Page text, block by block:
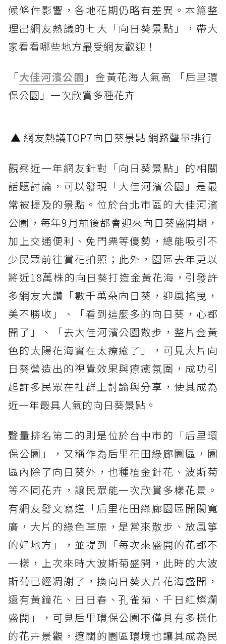
候條件影響，各地花期仍略有差異。本篇整
理出網友熱議的七大「向日葵景點」，帶大
家看看哪些地方最受網友歡迎！
「大佳河濱公園 」金黃花海人氣高 「后里環
保公園」一次欣賞多種花卉
▲ 網友熱議TOP7向日葵景點 網路聲量排行
觀察近一年網友針對「向日葵景點」的相關
話題討論，可以發現「大佳河濱公園」是最
常被提及的景點。位於台北市區的大佳河濱
公園，每年9月前後都會迎來向日葵盛開期，
加上交通便利、免門票等優勢，總能吸引不
少民眾前往賞花拍照；此外，園區去年更以
將近18萬株的向日葵打造金黃花海，引發許
多網友大讚「數千萬朵向日葵，迎風搖曳，
美不勝收」、「看到這麼多的向日葵，心都
開了」、「去大佳河濱公園散步，整片金黃
色的太陽花海實在太療癒了」，可見大片向
日葵營造出的視覺效果與療癒氛圍，成功引
起許多民眾在社群上討論與分享，使其成為
近一年最具人氣的向日葵景點。
聲量排名第二的則是位於台中市的「后里環
保公園」，又稱作為后里花田綠廊園區，園
區內除了向日葵外，也種植金針花、波斯菊
等不同花卉，讓民眾能一次欣賞多樣花景。
有網友發文寫道「后里花田綠廊園區開闊寬
廣，大片的綠色草原，是常來散步、放風箏
的好地方」，並提到「每次來盛開的花都不
一樣，上次來時大波斯菊盛開，此時的大波
斯菊已經凋謝了，換向日葵大片花海盛開，
還有黃鐘花、日日春、孔雀菊、千日紅燦爛
盛開」，可見后里環保公園不僅具有多樣化
的花卉景觀，遼闊的園區環境也讓其成為民